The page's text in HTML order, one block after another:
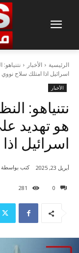
الرئيسية الأخبار
اسرائيل اذا امتلك سلاح نووي
الأخبار
نتنياهو:
هو تهديد
اسرائيل
0
281
أبريل 23, 2025 كتب بواسطة